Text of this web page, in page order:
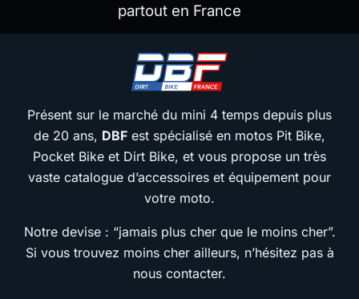
partout en France
Présent sur le marché du mini 4 temps depuis plus
de 20 ans, DBF est spécialisé en motos Pit Bike,
Pocket Bike et Dirt Bike, et vous propose un très
vaste catalogue d’accessoires et équipement pour
votre moto.
Notre devise : “jamais plus cher que le moins cher”.
Si vous trouvez moins cher ailleurs, n’hésitez pas à
nous contacter.